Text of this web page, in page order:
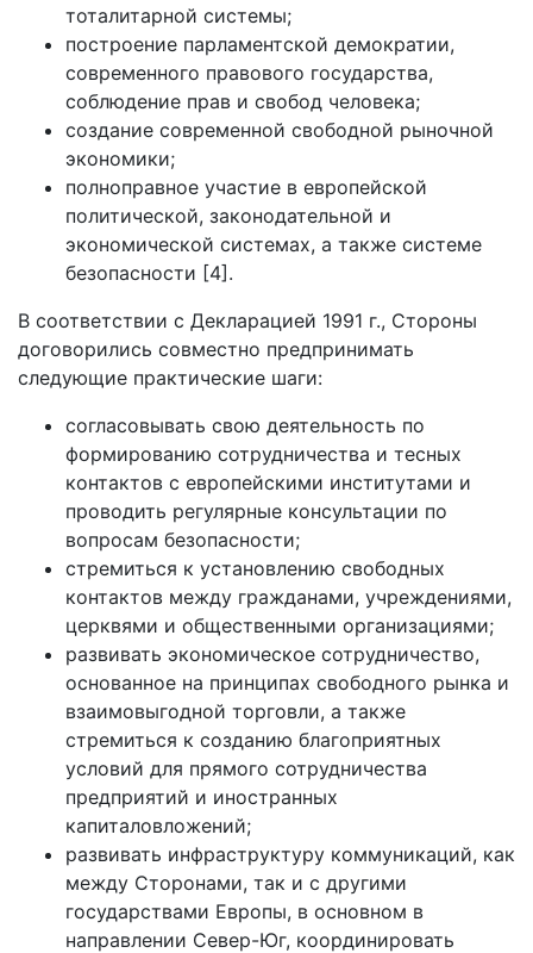
тоталитарной системы;
построение парламентской демократии,
современного правового государства,
соблюдение прав и свобод человека;
создание современной свободной рыночной
экономики;
полноправное участие в европейской
политической, законодательной и
экономической системах, а также системе
безопасности [4].
В соответствии с Декларацией 1991 г., Стороны
договорились совместно предпринимать
следующие практические шаги:
согласовывать свою деятельность по
формированию сотрудничества и тесных
контактов с европейскими институтами и
проводить регулярные консультации по
вопросам безопасности;
стремиться к установлению свободных
контактов между гражданами, учреждениями,
церквями и общественными организациями;
развивать экономическое сотрудничество,
основанное на принципах свободного рынка и
взаимовыгодной торговли, а также
стремиться к созданию благоприятных
условий для прямого сотрудничества
предприятий и иностранных
капиталовложений;
развивать инфраструктуру коммуникаций, как
между Сторонами, так и с другими
государствами Европы, в основном в
направлении Север-Юг, координировать